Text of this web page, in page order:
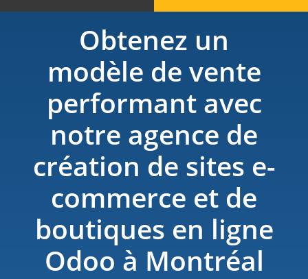
Obtenez un
modèle de vente
performant avec
notre agence de
création de sites e-
commerce et de
boutiques en ligne
Odoo à Montréal